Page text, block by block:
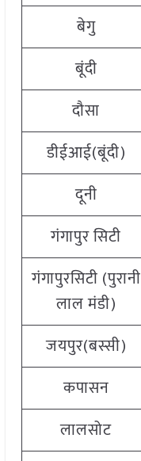
बेगु
बूंदी
दौसा
डीईआई(बूंदी)
दूनी
गंगापुर सिटी
गंगापुरसिटी (पुरानी
लाल मंडी)
जयपुर(बस्सी)
कपासन
लालसोट